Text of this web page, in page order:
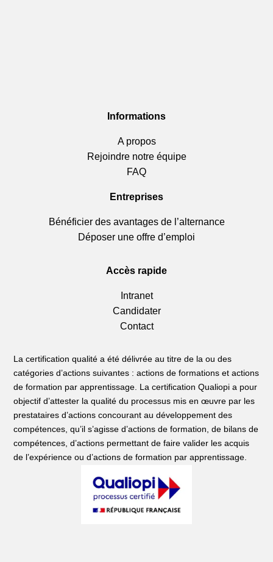
Informations
A propos
Rejoindre notre équipe
FAQ
Entreprises
Bénéficier des avantages de l’alternance
Déposer une offre d’emploi
Accès rapide
Intranet
Candidater
Contact
La certification qualité a été délivrée au titre de la ou des
catégories d’actions suivantes : actions de formations et actions
de formation par apprentissage. La certification Qualiopi a pour
objectif d’attester la qualité du processus mis en œuvre par les
prestataires d’actions concourant au développement des
compétences, qu’il s’agisse d’actions de formation, de bilans de
compétences, d’actions permettant de faire valider les acquis
de l’expérience ou d’actions de formation par apprentissage.